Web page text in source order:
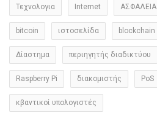
Τεχνολογια Internet ΑΣΦΑΛΕΙΑ
bitcoin ιστοσελίδα blockchain
Δίαστημα περιηγητής διαδικτύου
Raspberry Pi διακομιστής PoS
κβαντικοί υπολογιστές